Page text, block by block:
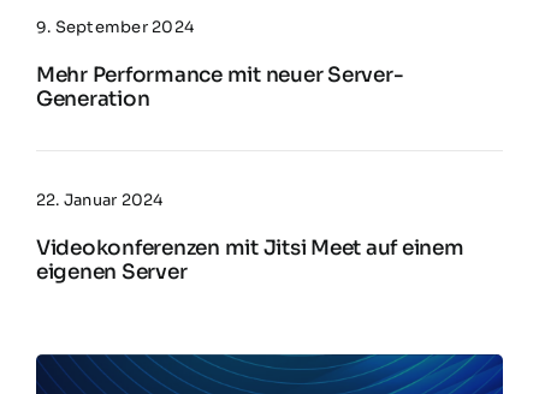
9. September 2024
Mehr Performance mit neuer Server-
Generation
22. Januar 2024
Videokonferenzen mit Jitsi Meet auf einem
eigenen Server